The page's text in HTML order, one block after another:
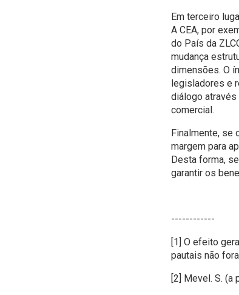
Em terceiro
A CEA, por
do País da
mudança
dimensões. O
legisladores e
diálogo
comercial.
Finalmente, se
margem para
Desta forma,
garantir os
------------
[1] O efeito
pautais não
[2] Mevel. S.